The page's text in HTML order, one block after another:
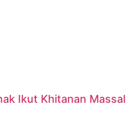
Ikut Khitanan Massal